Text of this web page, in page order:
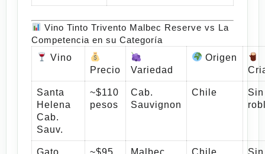
Vino Tinto Trivento Malbec Reserve vs La
Competencia en su Categoría
Vino
Precio
Variedad
Origen
Santa
Helena
Cab.
Sauv.
~$110
pesos
Cab.
Sauvignon
Chile
Sin
Gato ~$95 Malbec Chile Sin